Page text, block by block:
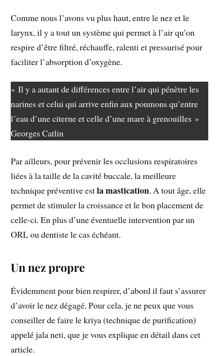
Comme nous l’avons vu plus haut, entre le nez et le
larynx, il y a tout un système qui permet à l’air qu’on
respire d’être filtré, réchauffe, ralenti et pressurisé pour
faciliter l’absorption d’oxygène.
« Il y a autant de différences entre l’air qui pénètre les
narines et celui qui arrive enfin aux poumons qu’entre
l’eau d’une citerne et celle d’une mare à grenouilles »
Georges Catlin
Par ailleurs, pour prévenir les occlusions respiratoires
liées à la taille de la cavité buccale, la meilleure
technique préventive estla mastication. A tout âge, elle
permet de stimuler la croissance et le bon placement de
celle-ci. En plus d’une éventuelle intervention par un
ORL ou dentiste le cas échéant.
Un nez propre
Évidemment pour bien respirer, d’abord il faut s’assurer
d’avoir le nez dégagé. Pour cela, je ne peux que vous
conseiller de faire le kriya (technique de purification)
appelé jala neti, que je vous explique en détail dans cet
article.